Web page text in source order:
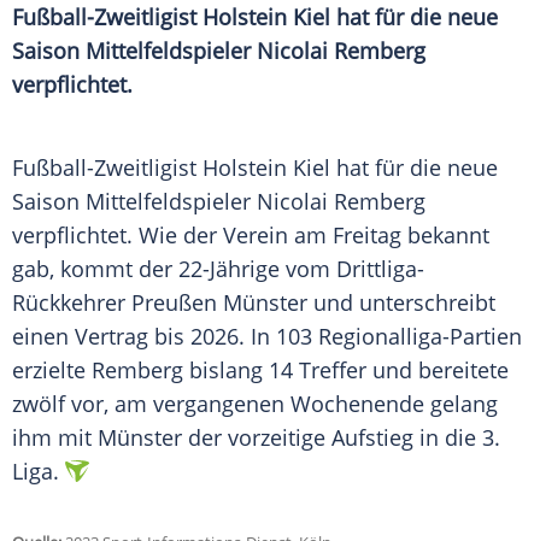
Fußball-Zweitligist Holstein Kiel hat für die neue
Saison Mittelfeldspieler Nicolai Remberg
verpflichtet.
Fußball-Zweitligist Holstein Kiel hat für die neue
Saison Mittelfeldspieler Nicolai Remberg
verpflichtet. Wie der Verein am Freitag bekannt
gab, kommt der 22-Jährige vom Drittliga-
Rückkehrer Preußen Münster und unterschreibt
einen Vertrag bis 2026. In 103 Regionalliga-Partien
erzielte Remberg bislang 14 Treffer und bereitete
zwölf vor, am vergangenen Wochenende gelang
ihm mit Münster der vorzeitige Aufstieg in die 3.
Liga.